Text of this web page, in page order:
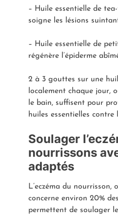
– Huile essentielle de
soigne les lésions
– Huile essentielle de
régénère l’épiderme
2 à 3 gouttes sur une
localement chaque jour,
le bain, suffisent pour
huiles essentielles contre
Soulager
nourrissons
adaptés
L’eczéma du
concerne environ 20%
permettent de soulager